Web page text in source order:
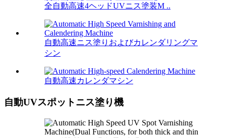
全自動高速4ヘッドUVニス塗装M ..
自動高速ニス塗りおよびカレンダリングマ
シン
自動高速カレンダマシン
自動UVスポットニス塗り機